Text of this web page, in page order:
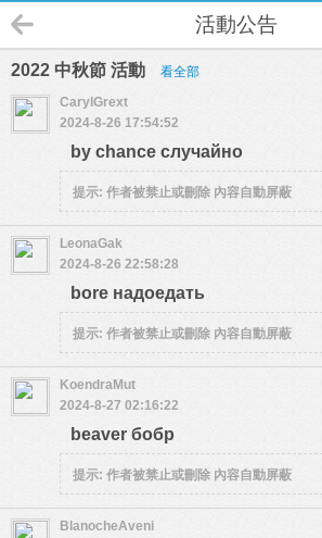
活動公告
2022 中秋節 活動 看全部
CarylGrext
2024-8-26 17:54:52
by chance случайно
提示: 作者被禁止或刪除 內容自動屏蔽
LeonaGak
2024-8-26 22:58:28
bore надоедать
提示: 作者被禁止或刪除 內容自動屏蔽
KoendraMut
2024-8-27 02:16:22
beaver бобр
提示: 作者被禁止或刪除 內容自動屏蔽
BlanocheAveni